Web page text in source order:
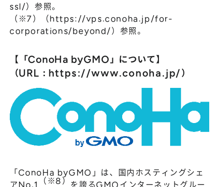
ssl/ ）参照。
（※7）（ https://vps.conoha.jp/for-
corporations/beyond/ ）参照。
【「ConoHa byGMO」について】
（URL： https://www.conoha.jp/）
「ConoHa byGMO」は、国内ホスティングシェ
アNo.1
（※8） を誇るGMOインターネットグルー